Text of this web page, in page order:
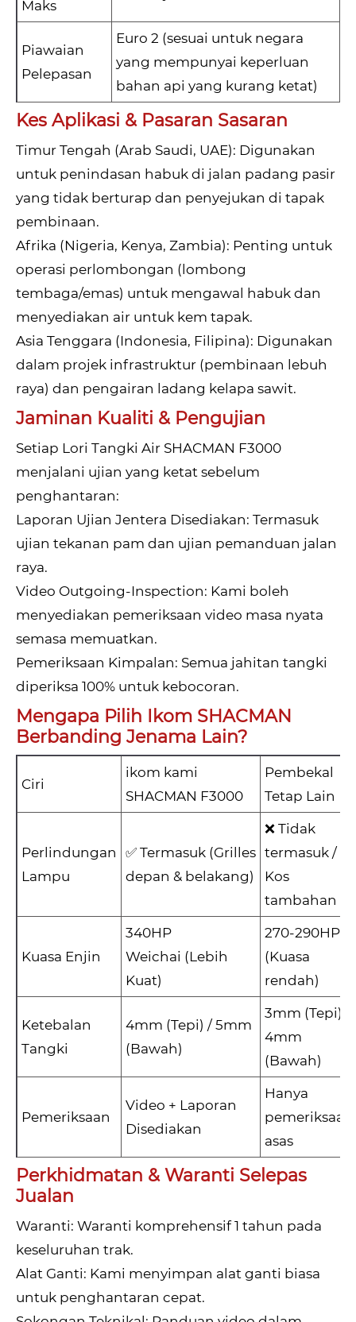
Maks
Piawaian
Pelepasan
Euro 2 (sesuai untuk negara
yang mempunyai keperluan
bahan api yang kurang ketat)
Kes Aplikasi & Pasaran Sasaran
Timur Tengah (Arab Saudi, UAE): Digunakan
untuk penindasan habuk di jalan padang pasir
yang tidak berturap dan penyejukan di tapak
pembinaan.
Afrika (Nigeria, Kenya, Zambia): Penting untuk
operasi perlombongan (lombong
tembaga/emas) untuk mengawal habuk dan
menyediakan air untuk kem tapak.
Asia Tenggara (Indonesia, Filipina): Digunakan
dalam projek infrastruktur (pembinaan lebuh
raya) dan pengairan ladang kelapa sawit.
Jaminan Kualiti & Pengujian
Setiap Lori Tangki Air SHACMAN F3000
menjalani ujian yang ketat sebelum
penghantaran:
Laporan Ujian Jentera Disediakan: Termasuk
ujian tekanan pam dan ujian pemanduan jalan
raya.
Video Outgoing-Inspection: Kami boleh
menyediakan pemeriksaan video masa nyata
semasa memuatkan.
Pemeriksaan Kimpalan: Semua jahitan tangki
diperiksa 100% untuk kebocoran.
Mengapa Pilih Ikom SHACMAN
Berbanding Jenama Lain?
Ciri
ikom kami
SHACMAN F3000
Pembekal
Tetap Lain
Perlindungan
Lampu
✅ Termasuk (Grilles
depan & belakang)
❌ Tidak
termasuk /
Kos
tambahan
Kuasa Enjin
340HP
Weichai (Lebih
Kuat)
270-290HP
(Kuasa
rendah)
Ketebalan
Tangki
4mm (Tepi) / 5mm
(Bawah)
3mm (Tepi) /
4mm
(Bawah)
Pemeriksaan
Video + Laporan
Disediakan
Hanya
pemeriksaan
asas
Perkhidmatan & Waranti Selepas
Jualan
Waranti: Waranti komprehensif 1 tahun pada
keseluruhan trak.
Alat Ganti: Kami menyimpan alat ganti biasa
untuk penghantaran cepat.